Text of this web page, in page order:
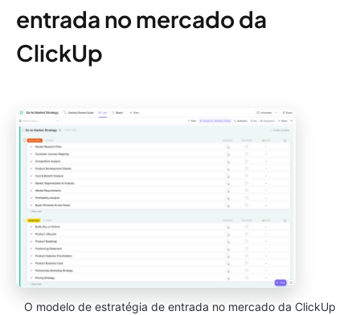
entrada no mercado da
ClickUp
O modelo de estratégia de entrada no mercado da ClickUp